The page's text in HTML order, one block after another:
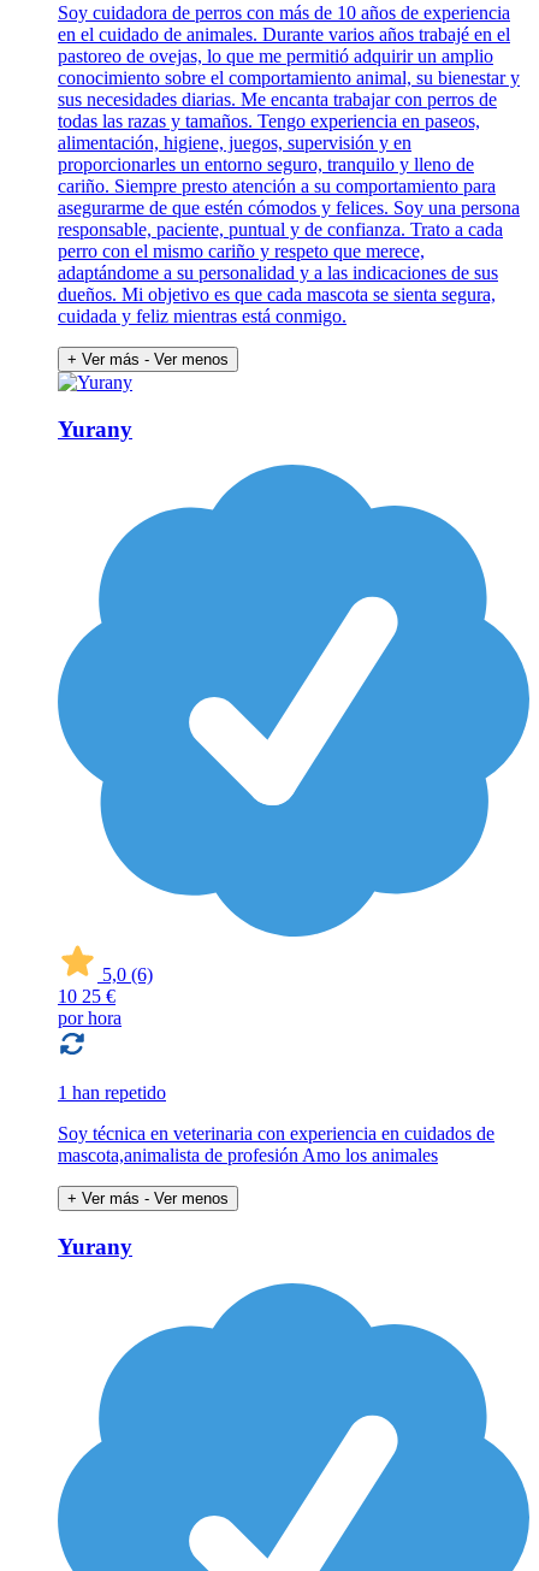
Soy cuidadora de perros con más de 10 años de experiencia
en el cuidado de animales. Durante varios años trabajé en el
pastoreo de ovejas, lo que me permitió adquirir un amplio
conocimiento sobre el comportamiento animal, su bienestar y
sus necesidades diarias. Me encanta trabajar con perros de
todas las razas y tamaños. Tengo experiencia en paseos,
alimentación, higiene, juegos, supervisión y en
proporcionarles un entorno seguro, tranquilo y lleno de
cariño. Siempre presto atención a su comportamiento para
asegurarme de que estén cómodos y felices. Soy una persona
responsable, paciente, puntual y de confianza. Trato a cada
perro con el mismo cariño y respeto que merece,
adaptándome a su personalidad y a las indicaciones de sus
dueños. Mi objetivo es que cada mascota se sienta segura,
cuidada y feliz mientras está conmigo.
+ Ver más - Ver menos
Yurany
5,0 (6)
10 25 €
por hora
1 han repetido
Soy técnica en veterinaria con experiencia en cuidados de
mascota,animalista de profesión Amo los animales
+ Ver más - Ver menos
Yurany